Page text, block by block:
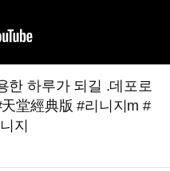
한 하루가 되길 .데포로
堂經典版 #리니지m #
지